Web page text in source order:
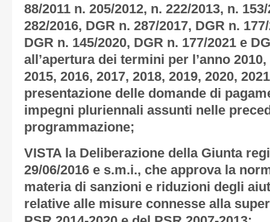
88/2011 n. 205/2012, n. 222/2013, n.
282/2016, DGR n. 287/2017, DGR n.
DGR n. 145/2020, DGR n. 177/2021 e
all’apertura dei termini per l’anno 2010,
2015, 2016, 2017, 2018, 2019, 2020,
presentazione delle domande di
impegni pluriennali assunti nelle
programmazione;
VISTA la Deliberazione della Giunta
29/06/2016 e s.m.i., che approva la
materia di sanzioni e riduzioni degli
relative alle misure connesse alla